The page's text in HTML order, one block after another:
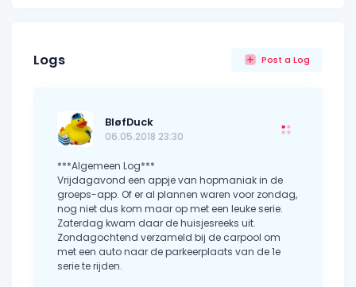
Logs Post a Log
BløfDuck
06.05.2018 23:30
***Algemeen Log***
Vrijdagavond een appje van hopmaniak in de
groeps-app. Of er al plannen waren voor zondag,
nog niet dus kom maar op met een leuke serie.
Zaterdag kwam daar de huisjesreeks uit.
Zondagochtend verzameld bij de carpool om
met een auto naar de parkeerplaats van de 1e
serie te rijden.